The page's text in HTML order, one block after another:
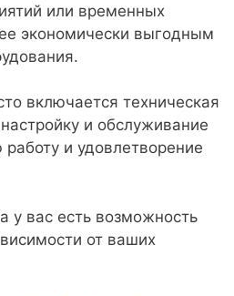
или временных
экономически выгодным
включается техническая
и обслуживание
и удовлетворение
у вас есть возможность
от ваших